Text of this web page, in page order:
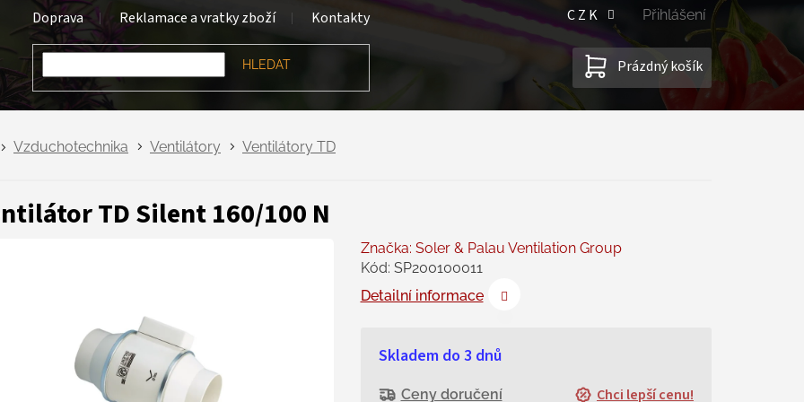
Doprava Reklamace a vratky zboží Kontakty CZK Přihlášení
HLEDAT
NÁKUPNÍ
KOŠÍK
Prázdný košík
Vzduchotechnika Ventilátory Ventilátory TD
TD Silent 160/100 N
Skladem do 3 dnů
Ceny doručení Chci lepší cenu!
Detailní informace
Značka: Soler & Palau Ventilation Group
Kód: SP200100011